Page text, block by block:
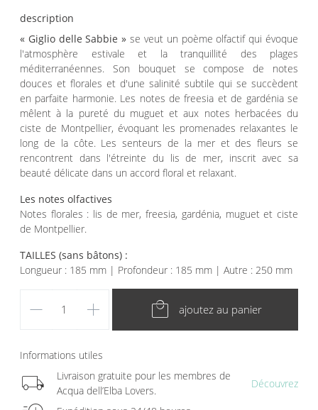
description
« Giglio delle Sabbie » se veut un poème olfactif qui évoque
l'atmosphère estivale et la tranquillité des plages
méditerranéennes. Son bouquet se compose de notes
douces et florales et d'une salinité subtile qui se succèdent
en parfaite harmonie. Les notes de freesia et de gardénia se
mêlent à la pureté du muguet et aux notes herbacées du
ciste de Montpellier, évoquant les promenades relaxantes le
long de la côte. Les senteurs de la mer et des fleurs se
rencontrent dans l'étreinte du lis de mer, inscrit avec sa
beauté délicate dans un accord floral et relaxant.
Les notes olfactives
Notes florales : lis de mer, freesia, gardénia, muguet et ciste
de Montpellier.
TAILLES (sans bâtons) :
Longueur : 185 mm | Profondeur : 185 mm | Autre : 250 mm
remove add local_mall ajoutez au panier
Informations utiles
local_shipping
Livraison gratuite pour les membres de
Acqua dell’Elba Lovers.
Découvrez